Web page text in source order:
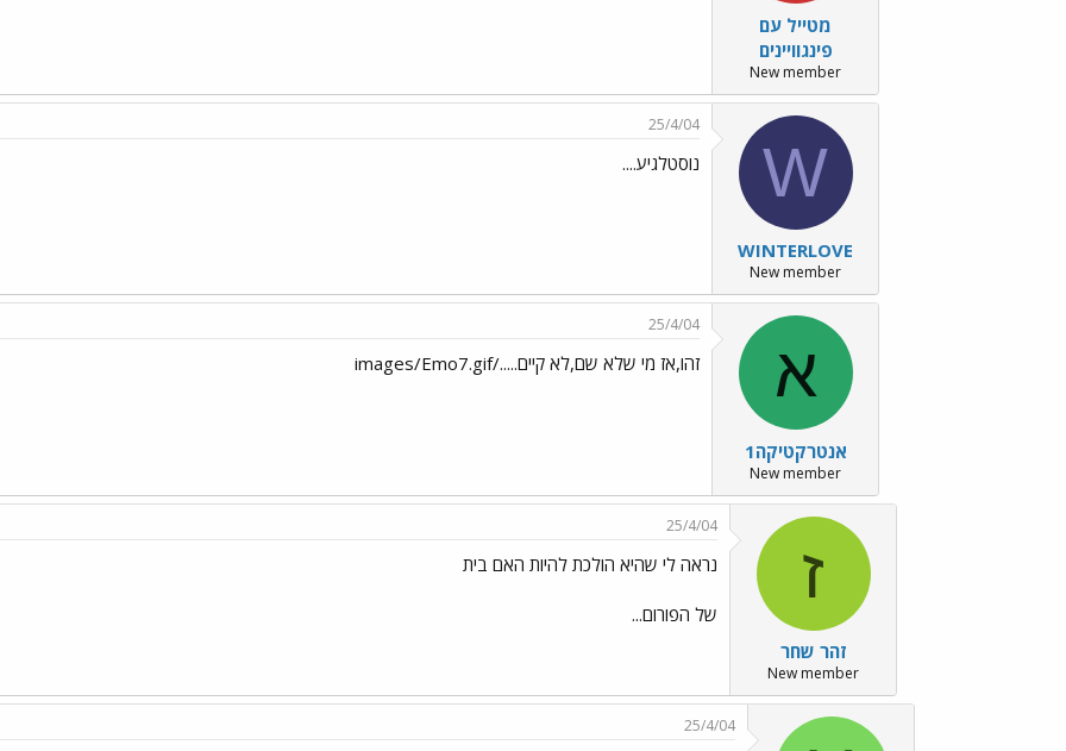
מטייל עם
פינגוויינים
New member
W
WINTERLOVE
New member
25/4/04
נוסטלגיע....
א
אנטרקטיקה1
New member
25/4/04
זהו,אז מי שלא שם,לא קיים...../images/Emo7.gif
ז
זהר שחר
New member
25/4/04
נראה לי שהיא הולכת להיות האם בית
של הפורום...
25/4/04